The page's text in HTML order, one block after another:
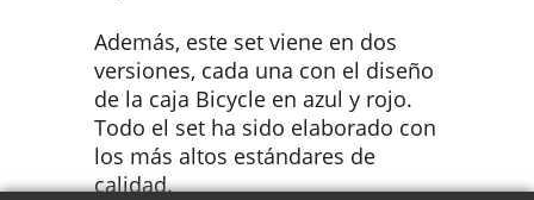
Además, este set viene en dos
versiones, cada una con el diseño
de la caja Bicycle en azul y rojo.
Todo el set ha sido elaborado con
los más altos estándares de
calidad.